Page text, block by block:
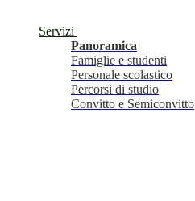
Servizi
Panoramica
Famiglie e studenti
Personale scolastico
Percorsi di studio
Convitto e Semiconvitto